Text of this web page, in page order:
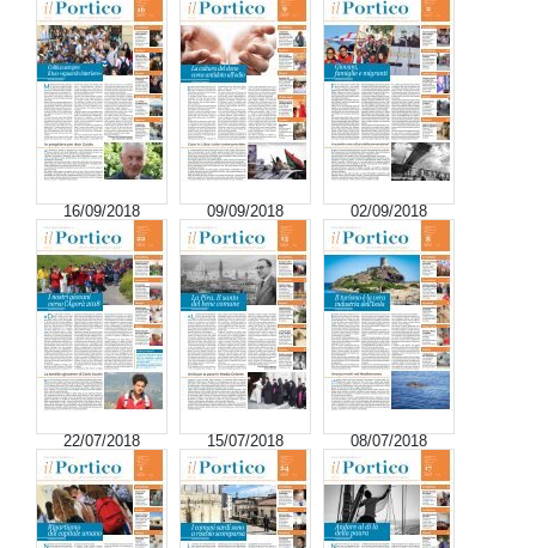
16/09/2018 09/09/2018 02/09/2018
22/07/2018 15/07/2018 08/07/2018